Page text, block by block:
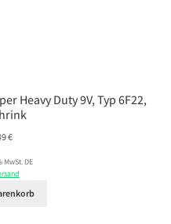
Heavy Duty 9V, Typ 6F22,
€
MwSt. DE